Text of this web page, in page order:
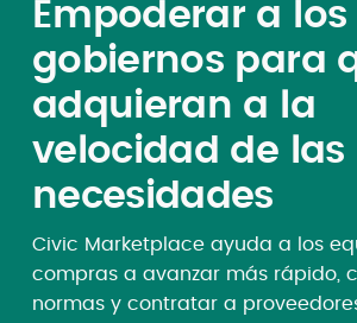
Empoderar a los
gobiernos para
adquieran a la
velocidad de las
necesidades
Civic Marketplace ayuda a los
compras a avanzar más rápido,
normas y contratar a